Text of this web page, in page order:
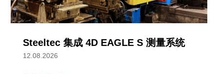
Steeltec 集成 4D EAGLE S 测量系统
12.08.2026